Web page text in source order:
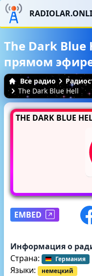
The Dark Blue
прямом
Все радио
The Dark Blue Hell
THE DARK BLUE
EMBED
Информация о
Страна:
Германия
Языки: немецкий